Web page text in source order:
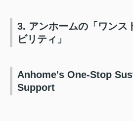
3. アンホームの「ワンス
ビリティ」
Anhome's One-Stop
Support